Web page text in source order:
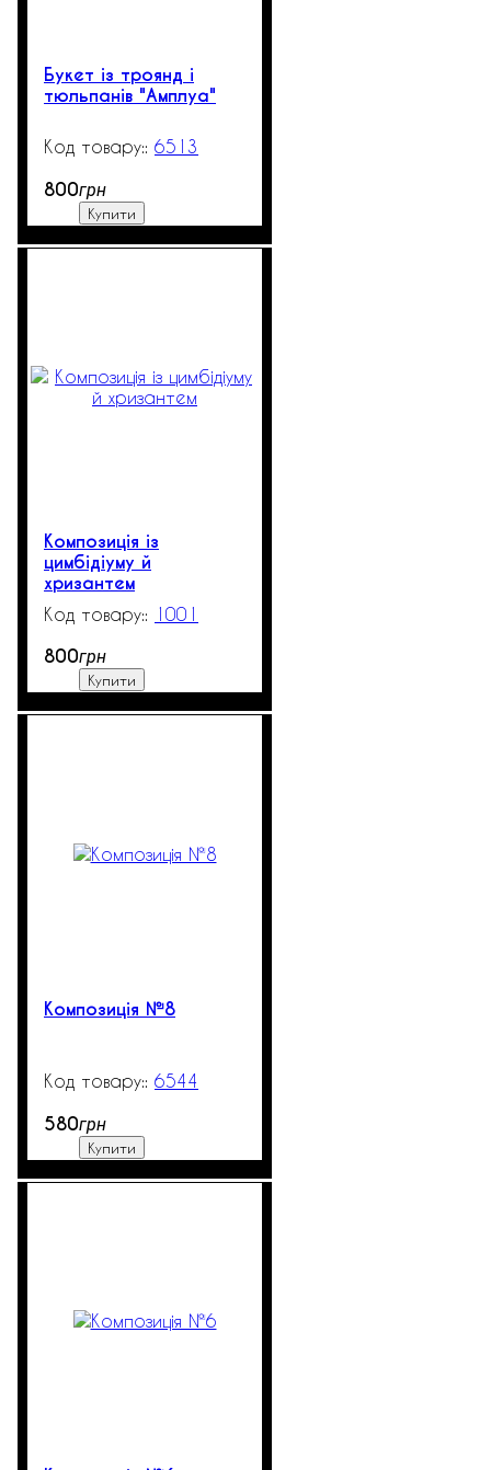
Букет із троянд і
тюльпанів "Амплуа"
6513
800грн
Купити
Композиція із
цимбідіуму й
хризантем
1001
800грн
Купити
Композиція №8
6544
580грн
Купити